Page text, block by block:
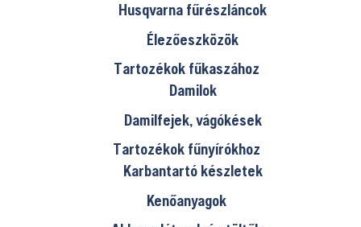
Husqvarna fűrészláncok
Élezőeszközök
Tartozékok fűkaszához
Damilok
Damilfejek, vágókések
Tartozékok fűnyírókhoz
Karbantartó készletek
Kenőanyagok